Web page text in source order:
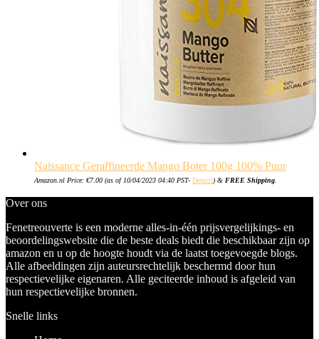
Naissance Geraffineerde Mango Boter 100g 100% Puur
Amazon.nl Price: €7.00 (as of 10/04/2023 04:40 PST- Details) & FREE Shipping
Over ons
Fenetreouverte is een moderne alles-in-één prijsvergelijkings- en
beoordelingswebsite die de beste deals biedt die beschikbaar zijn op
amazon en u op de hoogte houdt via de laatst toegevoegde blogs.
Alle afbeeldingen zijn auteursrechtelijk beschermd door hun
respectievelijke eigenaren. Alle geciteerde inhoud is afgeleid van
hun respectievelijke bronnen.
Snelle links